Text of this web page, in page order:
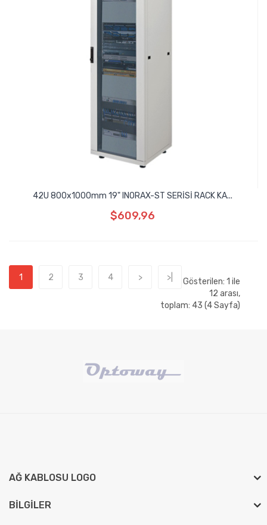
42U 800x1000mm 19" INORAX-ST SERİSİ RACK KA...
$609,96
1 2 3 4 > >|
Gösterilen: 1 ile
12 arası,
toplam: 43 (4 Sayfa)
AĞ KABLOSU LOGO
BILGILER